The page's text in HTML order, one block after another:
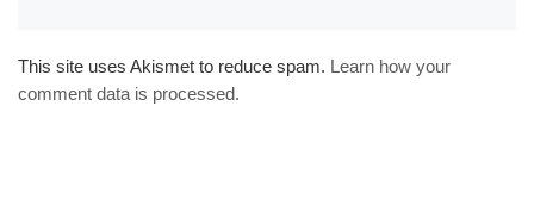
This site uses Akismet to reduce spam. Learn how your
comment data is processed.